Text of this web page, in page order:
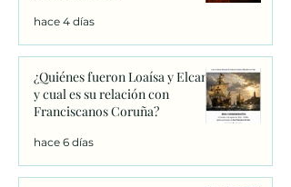
hace 4 días
¿Quiénes fueron Loaísa y Elcano
y cual es su relación con
Franciscanos Coruña?
hace 6 días